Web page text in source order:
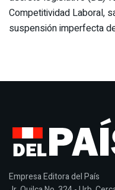
Competitividad Laboral,
suspensión imperfecta
Empresa Editora del País